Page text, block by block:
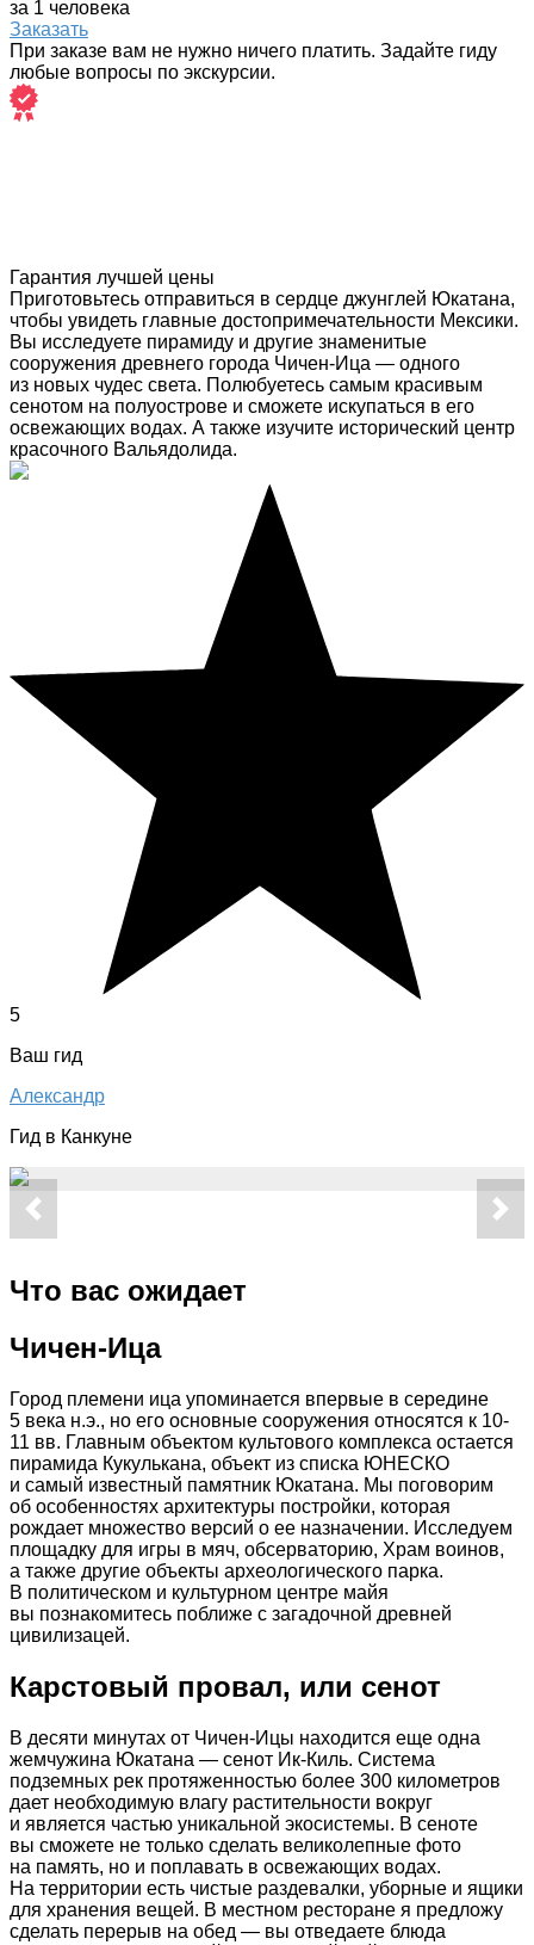
за 1 человека
Заказать
При заказе вам не нужно ничего платить. Задайте гиду
любые вопросы по экскурсии.
Гарантия лучшей цены
Приготовьтесь отправиться в сердце джунглей Юкатана,
чтобы увидеть главные достопримечательности Мексики.
Вы исследуете пирамиду и другие знаменитые
сооружения древнего города Чичен-Ица — одного
из новых чудес света. Полюбуетесь самым красивым
сенотом на полуострове и сможете искупаться в его
освежающих водах. А также изучите исторический центр
красочного Вальядолида.
5
Ваш гид
Александр
Гид в Канкуне
Что вас ожидает
Чичен-Ица
Город племени ица упоминается впервые в середине
5 века н.э., но его основные сооружения относятся к 10-
11 вв. Главным объектом культового комплекса остается
пирамида Кукулькана, объект из списка ЮНЕСКО
и самый известный памятник Юкатана. Мы поговорим
об особенностях архитектуры постройки, которая
рождает множество версий о ее назначении. Исследуем
площадку для игры в мяч, обсерваторию, Храм воинов,
а также другие объекты археологического парка.
В политическом и культурном центре майя
вы познакомитесь поближе с загадочной древней
цивилизацей.
Карстовый провал, или сенот
В десяти минутах от Чичен-Ицы находится еще одна
жемчужина Юкатана — сенот Ик-Киль. Система
подземных рек протяженностью более 300 километров
дает необходимую влагу растительности вокруг
и является частью уникальной экосистемы. В сеноте
вы сможете не только сделать великолепные фото
на память, но и поплавать в освежающих водах.
На территории есть чистые раздевалки, уборные и ящики
для хранения вещей. В местном ресторане я предложу
сделать перерыв на обед — вы отведаете блюда